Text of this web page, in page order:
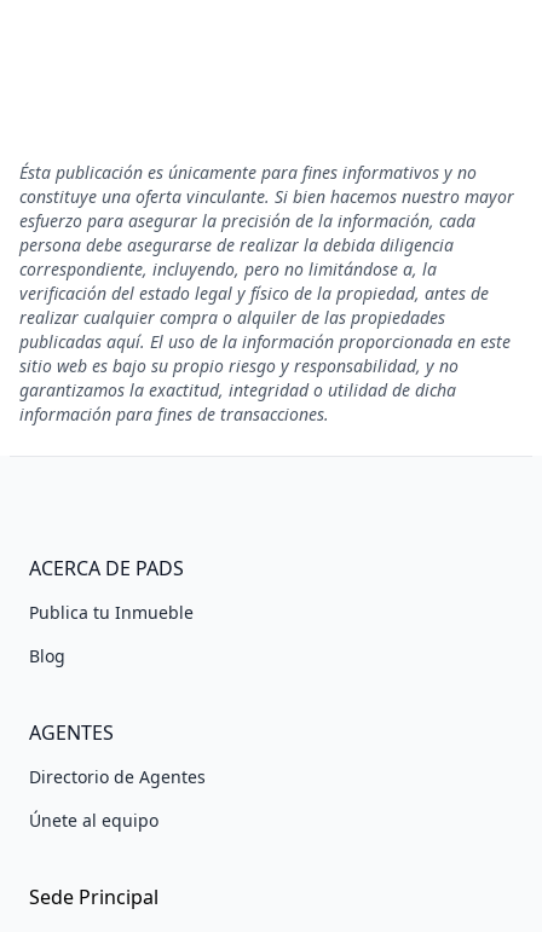
Ésta publicación es únicamente para fines informativos y no
constituye una oferta vinculante. Si bien hacemos nuestro mayor
esfuerzo para asegurar la precisión de la información, cada
persona debe asegurarse de realizar la debida diligencia
correspondiente, incluyendo, pero no limitándose a, la
verificación del estado legal y físico de la propiedad, antes de
realizar cualquier compra o alquiler de las propiedades
publicadas aquí. El uso de la información proporcionada en este
sitio web es bajo su propio riesgo y responsabilidad, y no
garantizamos la exactitud, integridad o utilidad de dicha
información para fines de transacciones.
ACERCA DE PADS
Publica tu Inmueble
Blog
AGENTES
Directorio de Agentes
Únete al equipo
Sede Principal